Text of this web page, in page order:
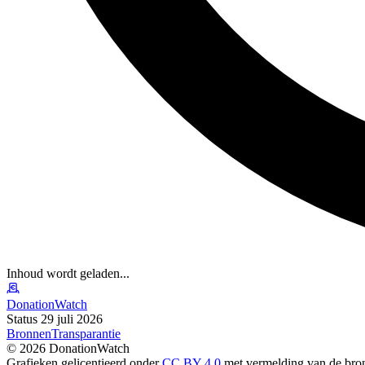
Inhoud wordt geladen...
DonationWatch
Status 29 juli 2026
BronnenTransparantie
© 2026 DonationWatch